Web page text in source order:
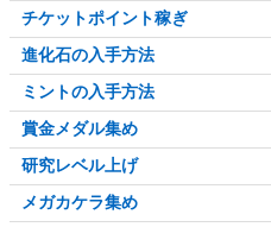
チケットポイント稼ぎ
進化石の入手方法
ミントの入手方法
賞金メダル集め
研究レベル上げ
メガカケラ集め